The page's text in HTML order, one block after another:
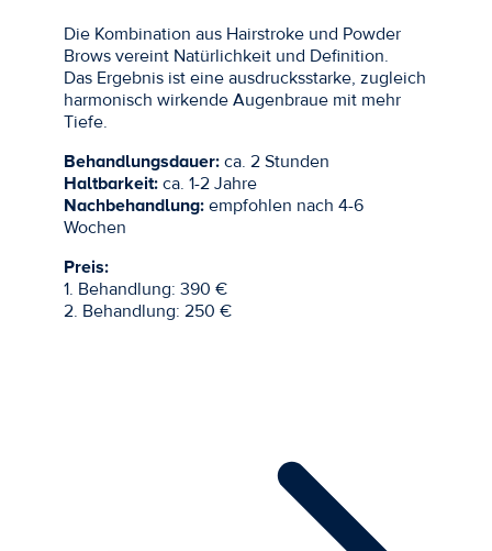
Die Kombination aus Hairstroke und Powder
Brows vereint Natürlichkeit und Definition.
Das Ergebnis ist eine ausdrucksstarke, zugleich
harmonisch wirkende Augenbraue mit mehr
Tiefe.
Behandlungsdauer: ca. 2 Stunden
Haltbarkeit: ca. 1-2 Jahre
Nachbehandlung: empfohlen nach 4-6
Wochen
Preis:
1. Behandlung: 390 €
2. Behandlung: 250 €